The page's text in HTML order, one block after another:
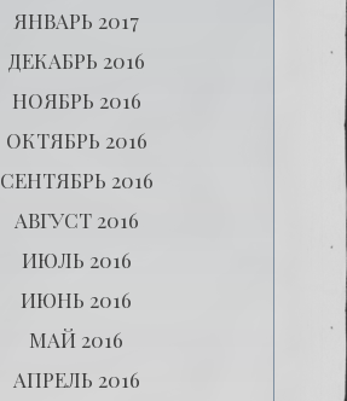
ЯНВАРЬ 2017
ДЕКАБРЬ 2016
НОЯБРЬ 2016
ОКТЯБРЬ 2016
СЕНТЯБРЬ 2016
АВГУСТ 2016
ИЮЛЬ 2016
ИЮНЬ 2016
МАЙ 2016
АПРЕЛЬ 2016